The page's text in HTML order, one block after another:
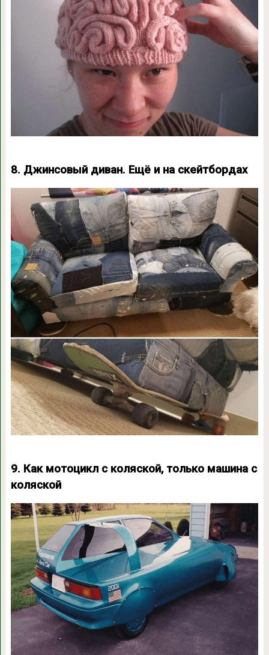
8. Джинсовый диван. Ещё и на скейтбордах
9. Как мотоцикл с коляской, только машина с
коляской